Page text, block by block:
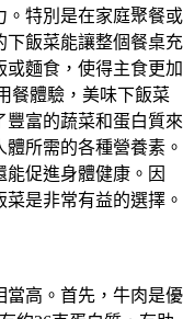
。特別是在家庭聚餐或
下飯菜能讓整個餐桌充
麵食，使得主食更加
餐體驗，美味下飯菜
富的蔬菜和蛋白質來
所需的各種營養素。
促進身體健康。因
是非常有益的選擇。
當高。首先，牛肉是優